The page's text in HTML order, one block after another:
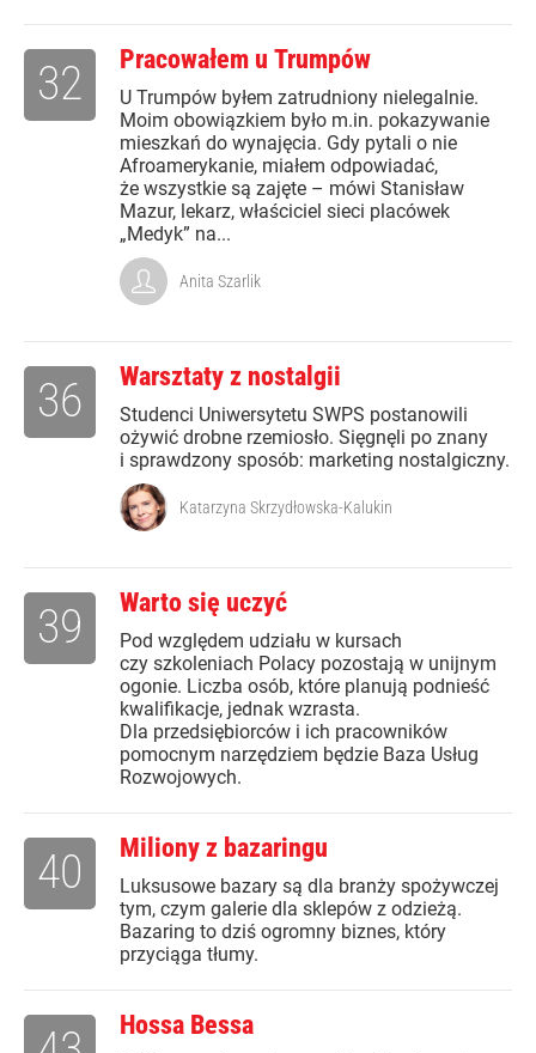
Pracowałem u Trumpów
U Trumpów byłem zatrudniony nielegalnie.
Moim obowiązkiem było m.in. pokazywanie
mieszkań do wynajęcia. Gdy pytali o nie
Afroamerykanie, miałem odpowiadać,
że wszystkie są zajęte – mówi Stanisław
Mazur, lekarz, właściciel sieci placówek
„Medyk” na...
32
Anita Szarlik
Warsztaty z nostalgii
Studenci Uniwersytetu SWPS postanowili
ożywić drobne rzemiosło. Sięgnęli po znany
i sprawdzony sposób: marketing nostalgiczny.
36
Katarzyna Skrzydłowska-Kalukin
Warto się uczyć
Pod względem udziału w kursach
czy szkoleniach Polacy pozostają w unijnym
ogonie. Liczba osób, które planują podnieść
kwalifikacje, jednak wzrasta.
Dla przedsiębiorców i ich pracowników
pomocnym narzędziem będzie Baza Usług
Rozwojowych.
39
Miliony z bazaringu
Luksusowe bazary są dla branży spożywczej
tym, czym galerie dla sklepów z odzieżą.
Bazaring to dziś ogromny biznes, który
przyciąga tłumy.
40
Hossa Bessa